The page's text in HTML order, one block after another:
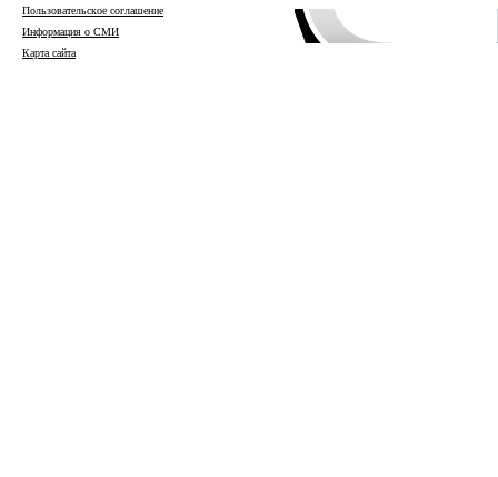
Пользовательское соглашение
Информация о СМИ
Карта сайта